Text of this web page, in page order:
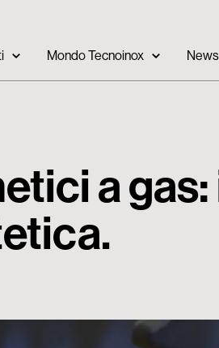
Mondo Tecnoinox News
a